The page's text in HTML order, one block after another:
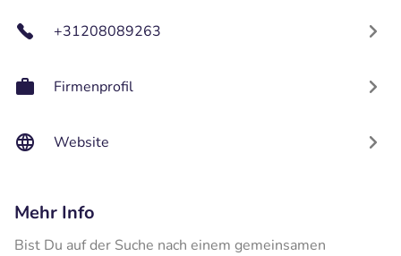
+31208089263
Firmenprofil
Website
Mehr Info
Bist Du auf der Suche nach einem gemeinsamen